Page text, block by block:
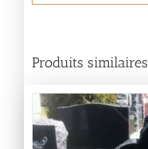
Produits similaires